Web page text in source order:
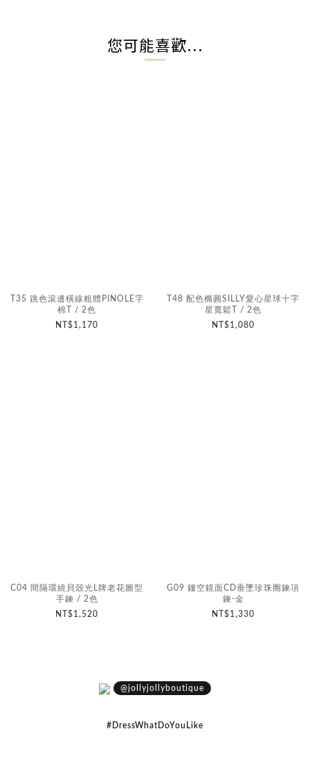
您可能喜歡...
T35 跳色滾邊橫線粗體PINOLE字
棉T / 2色
NT$1,170
T48 配色橢圓SILLY愛心星球十字
星寬鬆T / 2色
NT$1,080
C04 間隔環繞貝殼光L牌老花圖型
手鍊 / 2色
NT$1,520
G09 鏤空鏡面CD垂墜珍珠圈鍊項
鍊-金
NT$1,330
@jollyjollyboutique
#DressWhatDoYouLike